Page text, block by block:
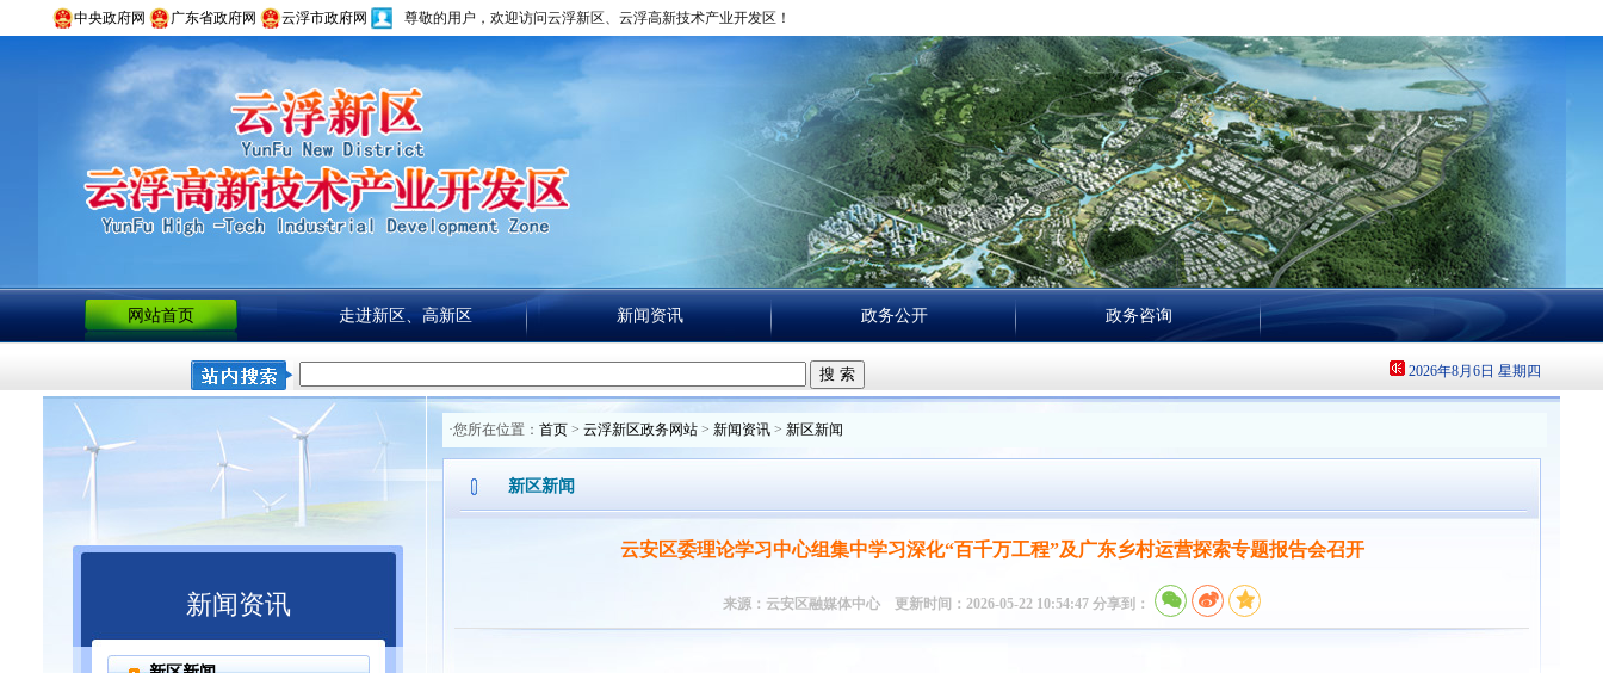
中央政府网 广东省政府网 云浮市政府网 尊敬的用户，欢迎访问云浮新区、云浮高新技术产业开发区！
网站首页 走进新区、高新区 新闻资讯 政务公开 政务咨询
搜 索 2026年8月6日 星期四
新闻资讯
·您所在位置： 首页 > 云浮新区政务网站 > 新闻资讯 > 新区新闻
新区新闻
云安区委理论学习中心组集中学习深化“百千万工程”及广东乡村运营探索专题报告会召开
来源：云安区融媒体中心 更新时间：2026-05-22 10:54:47 分享到：